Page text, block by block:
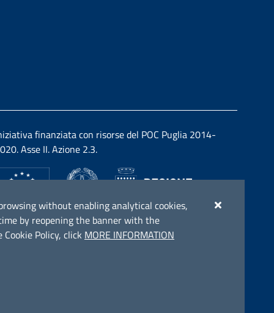
without enabling analytical cookies,
by reopening the banner with the
Policy, click MORE INFORMATION
finanziata con risorse del POC Puglia 2014-
Asse II. Azione 2.3.